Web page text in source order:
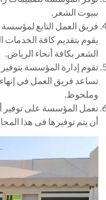
ببيوت الشعر.
فريق العمل التابع
يقوم بتقديم كافة
الشعر بكافة أنحاء الرياض.
تقوم إدارة المؤسسة بتوفير
تساعد فريق العمل في
وملحوظ.
تعمل المؤسسة على توفير
أن يتم توفيرها فى هذا